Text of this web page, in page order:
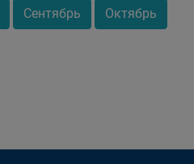
Сентябрь Октябрь